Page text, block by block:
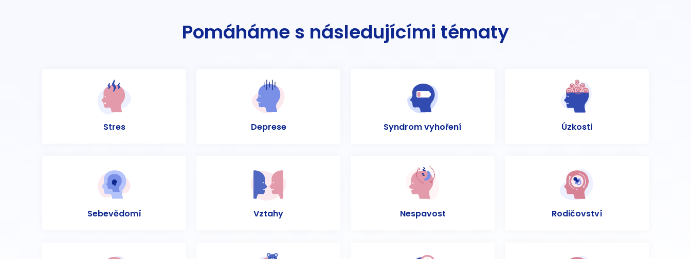
Pomáháme s následujícími tématy
Stres Deprese Syndrom vyhoření Úzkosti
Sebevědomí Vztahy Nespavost Rodičovství